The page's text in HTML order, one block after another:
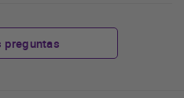
preguntas